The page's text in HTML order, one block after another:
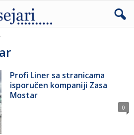
Profi Liner sa stranicama
isporučen kompaniji Zasa
Mostar
0